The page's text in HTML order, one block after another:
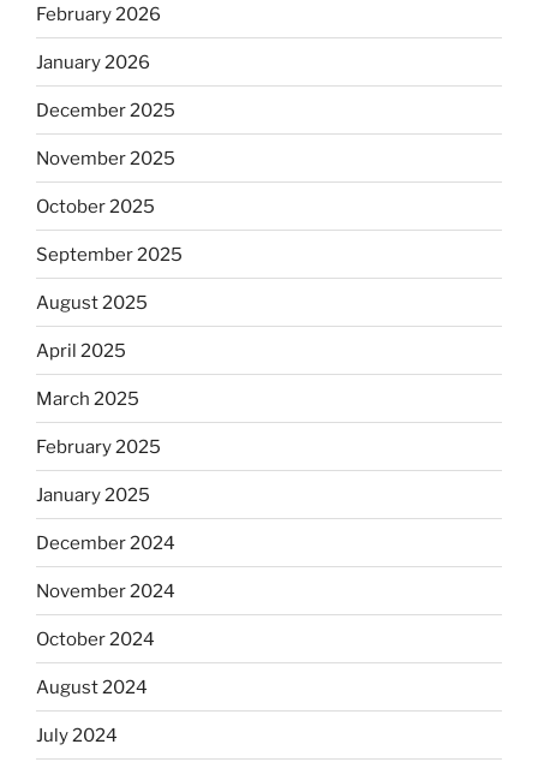
February 2026
January 2026
December 2025
November 2025
October 2025
September 2025
August 2025
April 2025
March 2025
February 2025
January 2025
December 2024
November 2024
October 2024
August 2024
July 2024